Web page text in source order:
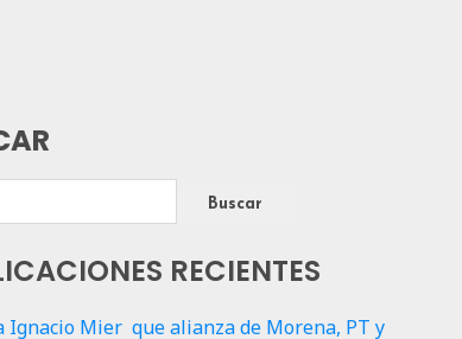
Buscar
RECIENTES
Ignacio Mier que alianza de Morena, PT y